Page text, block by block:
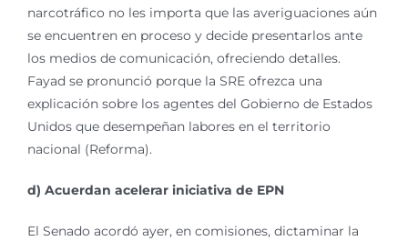
narcotráfico no les importa que las averiguaciones aún
se encuentren en proceso y decide presentarlos ante
los medios de comunicación, ofreciendo detalles.
Fayad se pronunció porque la SRE ofrezca una
explicación sobre los agentes del Gobierno de Estados
Unidos que desempeñan labores en el territorio
nacional (Reforma).
d) Acuerdan acelerar iniciativa de EPN
El Senado acordó ayer, en comisiones, dictaminar la